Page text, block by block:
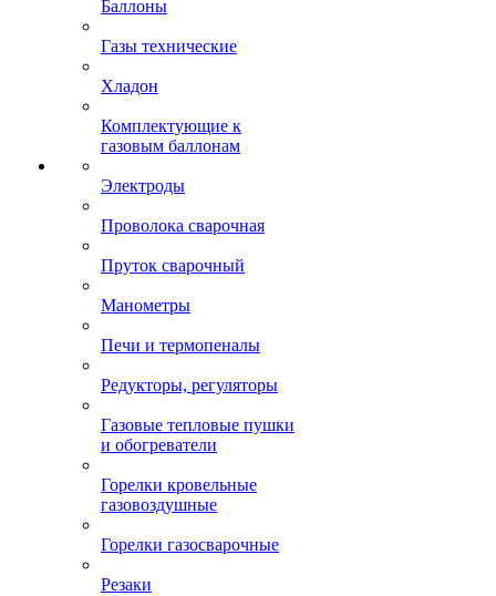
Баллоны
Газы технические
Хладон
Комплектующие к
газовым баллонам
Электроды
Проволока сварочная
Пруток сварочный
Манометры
Печи и термопеналы
Редукторы, регуляторы
Газовые тепловые пушки
и обогреватели
Горелки кровельные
газовоздушные
Горелки газосварочные
Резаки